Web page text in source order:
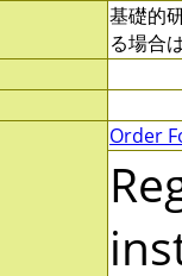
基礎的
る場合
Order